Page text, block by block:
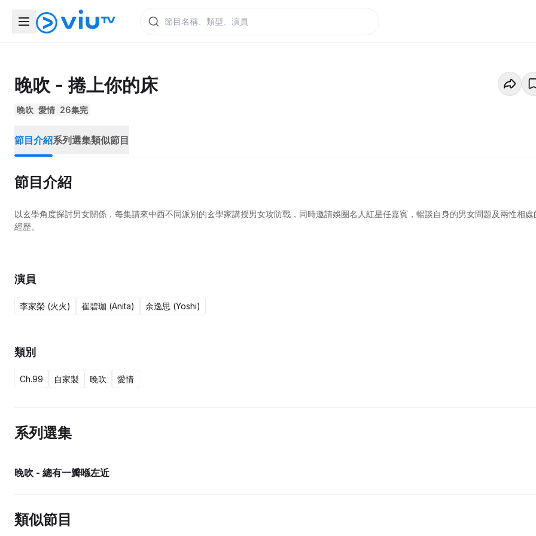
晚吹 - 捲上你的床
晚吹 愛情 26集完
節目介紹系列選集類似節目
節目介紹
以玄學角度探討男女關係，每集請來中西不同派別的玄學家講授男女攻防戰，同時邀請娛圈名人紅星任嘉賓，暢談自身的男女問題及兩性相處
經歷。
演員
李家榮 (火火) 崔碧珈 (Anita) 余逸思 (Yoshi)
類別
Ch.99 自家製 晚吹 愛情
系列選集
晚吹 - 總有一瓣喺左近
類似節目